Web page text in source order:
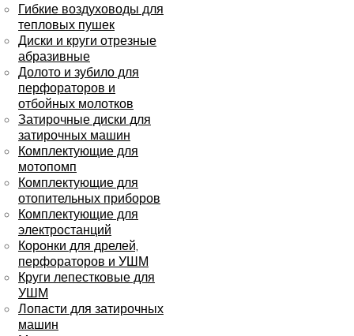
Гибкие воздуховоды для
тепловых пушек
Диски и круги отрезные
абразивные
Долото и зубило для
перфораторов и
отбойных молотков
Затирочные диски для
затирочных машин
Комплектующие для
мотопомп
Комплектующие для
отопительных приборов
Комплектующие для
электростанций
Коронки для дрелей,
перфораторов и УШМ
Круги лепестковые для
УШМ
Лопасти для затирочных
машин